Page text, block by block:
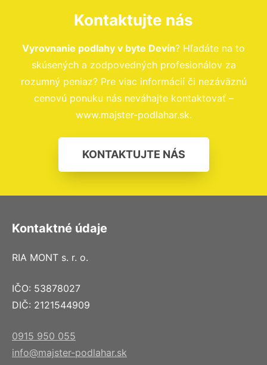
Kontaktujte nás
Vyrovnanie podlahy v byte Devín? Hľadáte na to
skúsených a zodpovedných profesionálov za
rozumný peniaz? Pre viac informácií či nezáväznú
cenovú ponuku nás neváhajte kontaktovať –
www.majster-podlahar.sk.
KONTAKTUJTE NÁS
Kontaktné údaje
RIA MONT s. r. o.
IČO: 53878027
DIČ: 2121544909
0915 950 055
info@majster-podlahar.sk